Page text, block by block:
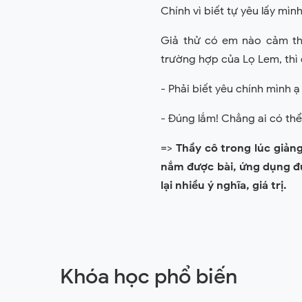
Chính vì biết tự yêu lấy
Giả thử có em nào cảm
trường hợp của Lọ Lem, thì
- Phải biết yêu chính mình ạ
- Đúng lắm! Chẳng ai có
=> Thầy cô trong lúc
nắm được bài, ứng dụng
lại nhiều ý nghĩa, giá trị.
Khóa học phổ biến